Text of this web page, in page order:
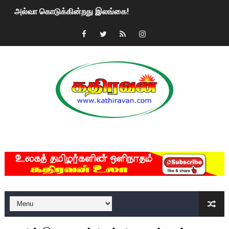
அல்வா கொடுக்கின்றது இலங்கை!
2ஆம் நாள் உக்ரைன் யுத்தம்!! எங்களைத் தனிமையில்
மகிந்த ராஜபக்சே பதவி விலக திட்டம்?
ரவுடி பேபிக்கு நடந்த தரமான சம்பவம்.. ஆபாச வீடியோக்களால்
குண்டை தூக்கிப்போட்ட ஆய்வு…. இந்தியாவின் “கோவிஷீல்டு”
யாழில் தமிழின தலைவர் பிரபாகரனின் பிறந்தநாளை
ஏர்போர்ட்டில் உதைத்த நபர் யார், என்ன நடந்தது?: உண்மையை
சீனா இலங்கையிடம் 8 மில்லியன் அமெரிக்க டொலர் நட்டஈடு